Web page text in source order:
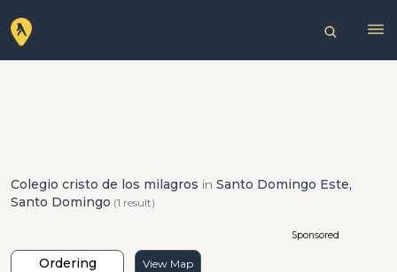
Colegio cristo de los milagros in Santo Domingo Este,
Santo Domingo (1 result)
Ordering View Map
Sponsored